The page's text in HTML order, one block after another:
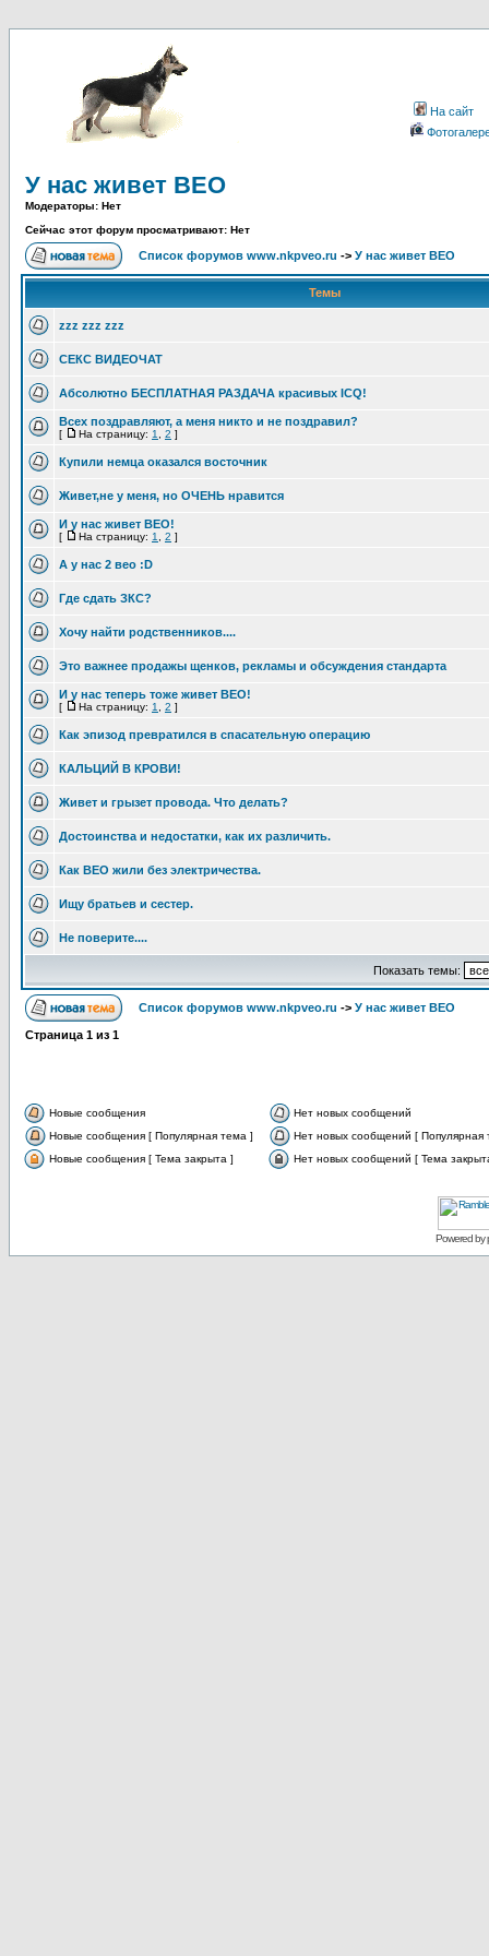
На сайт
У нас живет ВЕО
Модераторы: Нет
Сейчас этот форум просматривают: Нет
Список форумов www.nkpveo.ru -> У нас живет ВЕО
Темы
zzz zzz zzz
СЕКС ВИДЕОЧАТ
Абсолютно БЕСПЛАТНАЯ РАЗДАЧА красивых ICQ!
Всех поздравляют, а меня никто и не поздравил?
[ На страницу: 1 2 ]
Купили немца оказался восточник
Живет,не у меня, но ОЧЕНЬ нравится
И у нас живет ВЕО!
[ На страницу: 1 2 ]
А у нас 2 вео :D
Где сдать ЗКС?
Хочу найти родственников....
Это важнее продажы щенков, рекламы и обсуждения стандарта
И у нас теперь тоже живет ВЕО!
[ На страницу: 1 2 ]
Как эпизод превратился в спасательную операцию
КАЛЬЦИЙ В КРОВИ!
Живет и грызет провода. Что делать?
Достоинства и недостатки, как их различить.
Как ВЕО жили без электричества.
Ищу братьев и сестер.
Не поверите....
Показать темы:
Список форумов www.nkpveo.ru -> У нас живет ВЕО
Страница 1 из 1
Новые сообщения
Нет новых сообщений
Новые сообщения [ Популярная тема ]
Нет новых сообщений [ Популярная
Новые сообщения [ Тема закрыта ]
Нет новых сообщений [ Тема
Powered by